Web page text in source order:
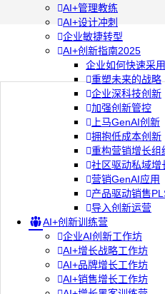
AI+管理教练
AI+设计冲刺
企业敏捷转型
AI+创新指南2025
企业如何快速采
重塑未来的战略
企业深科技创新
加强创新管控
上马GenAI创新
拥抱低成本创新
重构营销增长组
社区驱动私域增
营销GenAI应用
产品驱动销售
导入创新运营
AI+创新训练营
企业AI创新工作坊
AI+增长战略工作坊
AI+品牌增长工作坊
AI+销售增长工作坊